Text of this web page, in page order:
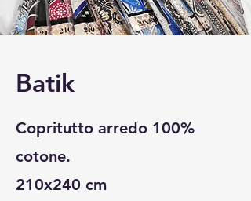
Batik
Copritutto arredo 100%
cotone.
210x240 cm